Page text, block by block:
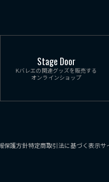
Stage Door
Kバレエの関連グッズを販売する
オンラインショップ
保護方針特定商取引法に基づく表示サ